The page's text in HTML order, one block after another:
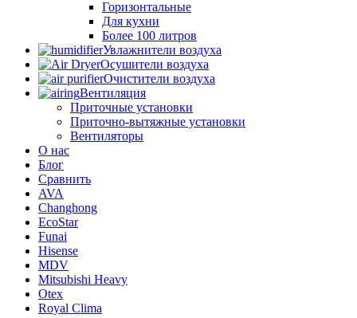
Горизонтальные
Для кухни
Более 100 литров
Увлажнители воздуха
Осушители воздуха
Очистители воздуха
Вентиляция
Приточные установки
Приточно-вытяжные установки
Вентиляторы
О нас
Блог
Сравнить
AVA
Changhong
EcoStar
Funai
Hisense
MDV
Mitsubishi Heavy
Otex
Royal Clima